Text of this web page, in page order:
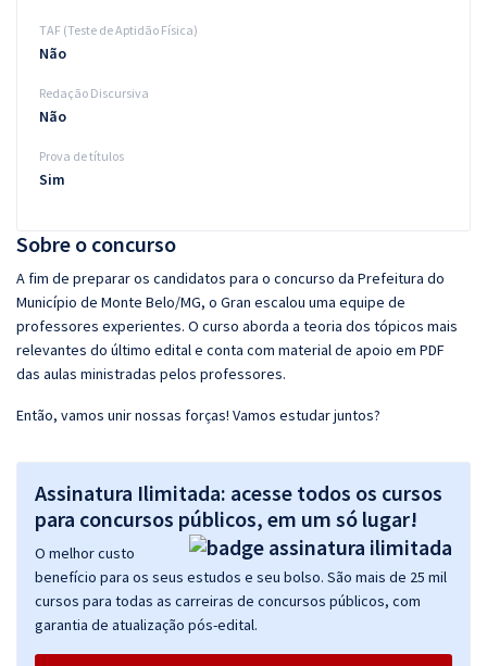
Sobre o concurso
A fim de preparar os candidatos para o concurso da Prefeitura do
Município de Monte Belo/MG, o Gran escalou uma equipe de
professores experientes. O curso aborda a teoria dos tópicos mais
relevantes do último edital e conta com material de apoio em PDF
das aulas ministradas pelos professores.
Então, vamos unir nossas forças! Vamos estudar juntos?
Assinatura Ilimitada: acesse todos os cursos
para concursos públicos, em um só lugar!
O melhor custo
benefício para os seus estudos e seu bolso. São mais de 25 mil
cursos para todas as carreiras de concursos públicos, com
garantia de atualização pós-edital.
TAF (Teste de Aptidão Física)
Não
Redação Discursiva
Não
Prova de títulos
Sim